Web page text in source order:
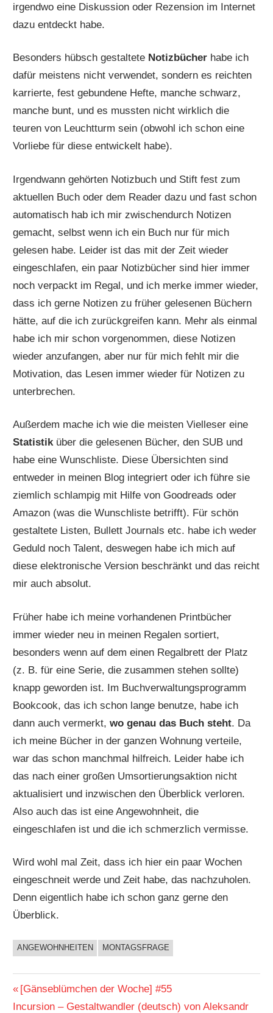
irgendwo eine Diskussion oder Rezension im Internet
dazu entdeckt habe.
Besonders hübsch gestaltete Notizbücher habe ich
dafür meistens nicht verwendet, sondern es reichten
karrierte, fest gebundene Hefte, manche schwarz,
manche bunt, und es mussten nicht wirklich die
teuren von Leuchtturm sein (obwohl ich schon eine
Vorliebe für diese entwickelt habe).
Irgendwann gehörten Notizbuch und Stift fest zum
aktuellen Buch oder dem Reader dazu und fast schon
automatisch hab ich mir zwischendurch Notizen
gemacht, selbst wenn ich ein Buch nur für mich
gelesen habe. Leider ist das mit der Zeit wieder
eingeschlafen, ein paar Notizbücher sind hier immer
noch verpackt im Regal, und ich merke immer wieder,
dass ich gerne Notizen zu früher gelesenen Büchern
hätte, auf die ich zurückgreifen kann. Mehr als einmal
habe ich mir schon vorgenommen, diese Notizen
wieder anzufangen, aber nur für mich fehlt mir die
Motivation, das Lesen immer wieder für Notizen zu
unterbrechen.
Außerdem mache ich wie die meisten Vielleser eine
Statistiküber die gelesenen Bücher, den SUB und
habe eine Wunschliste. Diese Übersichten sind
entweder in meinen Blog integriert oder ich führe sie
ziemlich schlampig mit Hilfe von Goodreads oder
Amazon (was die Wunschliste betrifft). Für schön
gestaltete Listen, Bullett Journals etc. habe ich weder
Geduld noch Talent, deswegen habe ich mich auf
diese elektronische Version beschränkt und das reicht
mir auch absolut.
Früher habe ich meine vorhandenen Printbücher
immer wieder neu in meinen Regalen sortiert,
besonders wenn auf dem einen Regalbrett der Platz
(z. B. für eine Serie, die zusammen stehen sollte)
knapp geworden ist. Im Buchverwaltungsprogramm
Bookcook, das ich schon lange benutze, habe ich
dann auch vermerkt,wo genau das Buch steht. Da
ich meine Bücher in der ganzen Wohnung verteile,
war das schon manchmal hilfreich. Leider habe ich
das nach einer großen Umsortierungsaktion nicht
aktualisiert und inzwischen den Überblick verloren.
Also auch das ist eine Angewohnheit, die
eingeschlafen ist und die ich schmerzlich vermisse.
Wird wohl mal Zeit, dass ich hier ein paar Wochen
eingeschneit werde und Zeit habe, das nachzuholen.
Denn eigentlich habe ich schon ganz gerne den
Überblick.
BUCHIGES
ANGEWOHNHEITEN MONTAGSFRAGE
Beitragsnavigation
Vorheriger
Beitrag:
[Gänseblümchen der Woche] #55
Nächster
Incursion – Gestaltwandler (deutsch) von Aleksandr